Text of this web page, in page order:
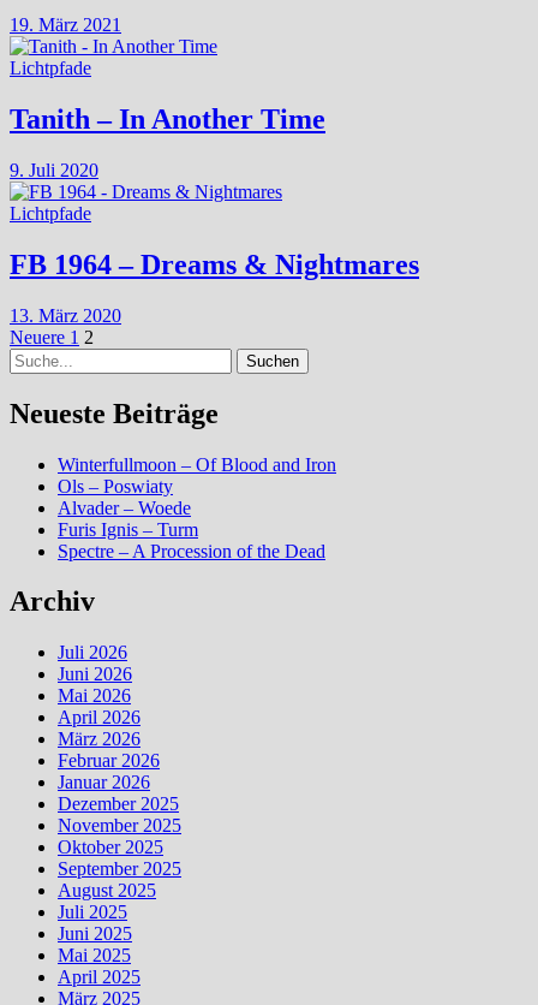
19. März 2021
Lichtpfade
Tanith – In Another Time
9. Juli 2020
Lichtpfade
FB 1964 – Dreams & Nightmares
13. März 2020
Seitennummerierung
der
Beiträge
Neuere Neuere
Seite
1 Seite
2
Suche
Neueste Beiträge
Winterfullmoon – Of Blood and Iron
Ols – Poswiaty
Alvader – Woede
Furis Ignis – Turm
Spectre – A Procession of the Dead
Archiv
Juli 2026
Juni 2026
Mai 2026
April 2026
März 2026
Februar 2026
Januar 2026
Dezember 2025
November 2025
Oktober 2025
September 2025
August 2025
Juli 2025
Juni 2025
Mai 2025
April 2025
März 2025